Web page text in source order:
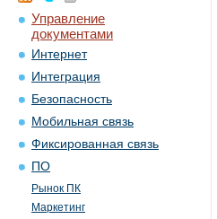
Управление
документами
Интернет
Интеграция
Безопасность
Мобильная связь
Фиксированная связь
ПО
Рынок ПК
Маркетинг